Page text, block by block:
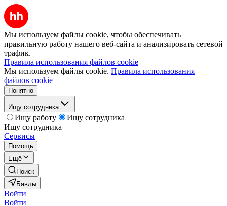
Мы используем файлы cookie, чтобы обеспечивать
правильную работу нашего веб-сайта и анализировать сетевой
трафик.
Правила использования файлов cookie
Мы используем файлы cookie. Правила использования
файлов cookie
Понятно
Ищу сотрудника
Ищу работу
Ищу сотрудника
Ищу сотрудника
Сервисы
Помощь
Ещё
Поиск
Бавлы
Войти
Войти